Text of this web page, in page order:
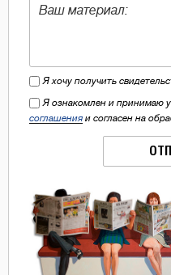
Я хочу получить
Я ознакомлен и принимаю
соглашения и согласен на